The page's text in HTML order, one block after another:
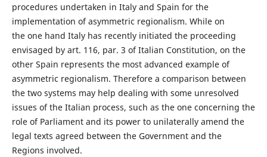
procedures undertaken in Italy and Spain for the
implementation of asymmetric regionalism. While on
the one hand Italy has recently initiated the proceeding
envisaged by art. 116, par. 3 of Italian Constitution, on the
other Spain represents the most advanced example of
asymmetric regionalism. Therefore a comparison between
the two systems may help dealing with some unresolved
issues of the Italian process, such as the one concerning the
role of Parliament and its power to unilaterally amend the
legal texts agreed between the Government and the
Regions involved.